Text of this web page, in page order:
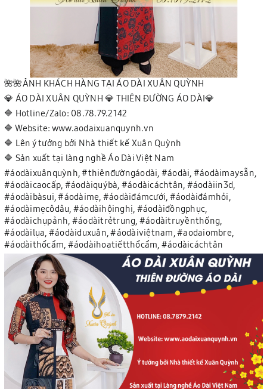
🌺🌺ẢNH KHÁCH HÀNG TẠI ÁO DÀI XUÂN QUỲNH
💎 ÁO DÀI XUÂN QUỲNH 💎 THIÊN ĐƯỜNG ÁO DÀI💎
🔷 Hotline/Zalo: 08.78.79.2142
🔷 Website: www.aodaixuanquynh.vn
🔷 Lên ý tưởng bởi Nhà thiết kế Xuân Quỳnh
🔷 Sản xuất tại làng nghề Áo Dài Việt Nam
#áodàixuânquỳnh, #thiênđườngáodài, #áodài, #áodàimaysẵn,
#áodàicaocấp, #áodàiquýbà, #áodàicáchtân, #áodàiin3d,
#áodàibàsui, #áodàimẹ, #áodàiđámcưới, #áodàiđámhỏi,
#áodàimẹcôdâu, #áodàihộinghị, #áodàiđồngphục,
#áodàichụpảnh, #áodàitrẻtrung, #áodàitruyềnthống,
#áodàilụa, #áodàiduxuân, #áodàiviệtnam, #aodaiombre,
#áodàithổcẩm, #áodàihoạtiếtthổcẩm, #áodàicáchtân